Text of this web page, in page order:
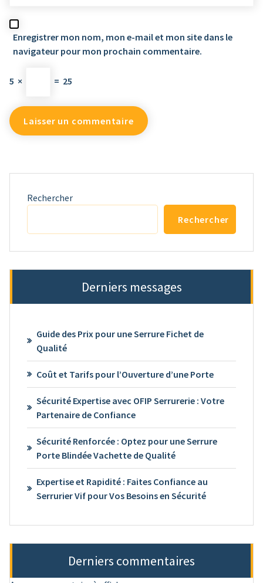
Enregistrer mon nom, mon e-mail et mon site dans le
navigateur pour mon prochain commentaire.
5 × = 25
Rechercher
Rechercher
Derniers messages
Guide des Prix pour une Serrure Fichet de
Qualité
Coût et Tarifs pour l’Ouverture d’une Porte
Sécurité Expertise avec OFIP Serrurerie : Votre
Partenaire de Confiance
Sécurité Renforcée : Optez pour une Serrure
Porte Blindée Vachette de Qualité
Expertise et Rapidité : Faites Confiance au
Serrurier Vif pour Vos Besoins en Sécurité
Derniers commentaires